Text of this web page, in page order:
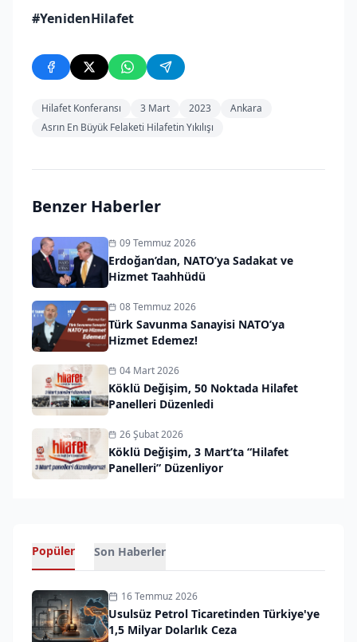
#YenidenHilafet
Hilafet Konferansı 3 Mart 2023
Ankara
Asrın En Büyük Felaketi Hilafetin Yıkılışı
Benzer Haberler
09 Temmuz 2026
Erdoğan’dan, NATO’ya Sadakat ve
Hizmet Taahhüdü
08 Temmuz 2026
Türk Savunma Sanayisi NATO’ya
Hizmet Edemez!
04 Mart 2026
Köklü Değişim, 50 Noktada Hilafet
Panelleri Düzenledi
26 Şubat 2026
Köklü Değişim, 3 Mart’ta “Hilafet
Panelleri” Düzenliyor
Popüler Son Haberler
16 Temmuz 2026
Usulsüz Petrol Ticaretinden Türkiye'ye
1,5 Milyar Dolarlık Ceza